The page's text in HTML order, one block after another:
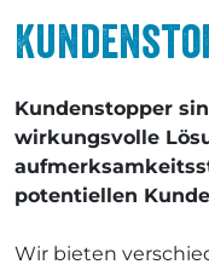
Kundenstopper
wirkungsvolle
potentiellen
Wir bieten